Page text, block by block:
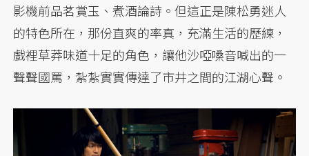
影機前品茗賞玉、煮酒論詩。但這正是陳松勇迷人
的特色所在，那份直爽的率真，充滿生活的歷練，
戲裡草莽味道十足的角色，讓他沙啞嗓音喊出的一
聲聲國罵，紮紮實實傳達了市井之間的江湖心聲。